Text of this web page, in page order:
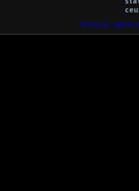
Wissous : grève